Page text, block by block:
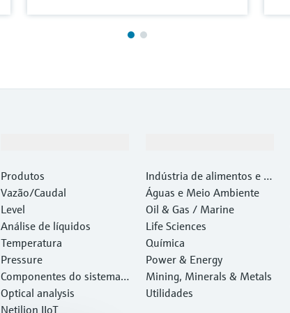
Produtos
Vazão/Caudal
Level
Análise de líquidos
Temperatura
Pressure
Componentes do sistema e
gerenciadores de dados
Optical analysis
Netilion IIoT
Indústria de alimentos e b
ebidas
Águas e Meio Ambiente
Oil & Gas / Marine
Life Sciences
Química
Power & Energy
Mining, Minerals & Metals
Utilidades